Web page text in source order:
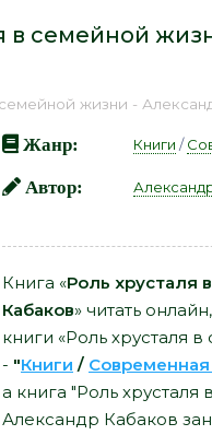
в семейной
жизни -
Жанр: Книги /
Автор:
Книга «Роль хрусталя
Кабаков» читать
книги «Роль хрусталя
- "Книги / Современная
а книга "Роль
Александр Кабаков